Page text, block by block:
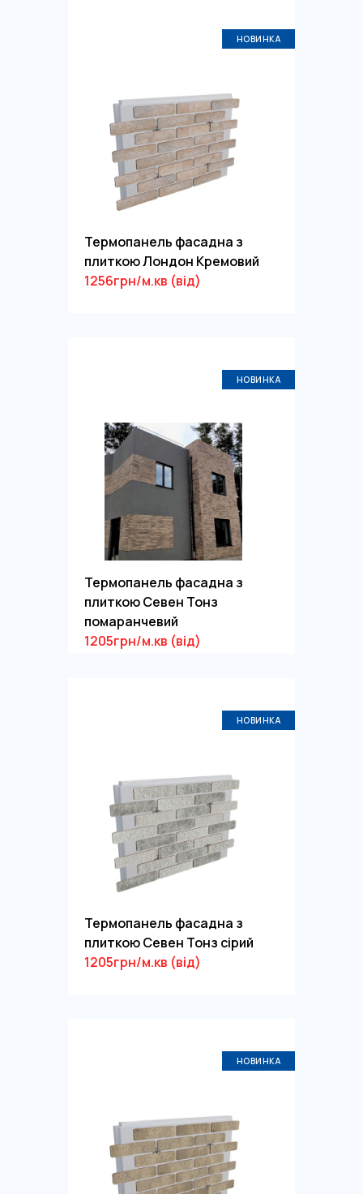
НОВИНКА
Термопанель фасадна з
плиткою Лондон Кремовий
1256грн/м.кв (від)
НОВИНКА
Термопанель фасадна з
плиткою Севен Тонз
помаранчевий
1205грн/м.кв (від)
НОВИНКА
Термопанель фасадна з
плиткою Севен Тонз сірий
1205грн/м.кв (від)
НОВИНКА